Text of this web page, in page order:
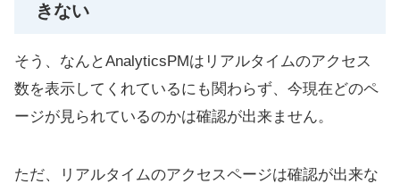
きない
そう、なんとAnalyticsPMはリアルタイムのアクセス
数を表示してくれているにも関わらず、今現在どのペ
ージが見られているのかは確認が出来ません。
ただ、リアルタイムのアクセスページは確認が出来な